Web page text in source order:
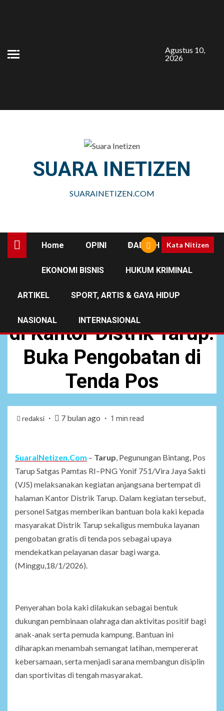
Agustus 10,
2026
SUARA INETIZEN
SUARAINETIZEN.COM
Home OPINI DAERAH
EKONOMI BISNIS HUKUM KRIMINAL
ARTIKEL SPORT, ARTIS & GAYA HIDUP
NASIONAL INTERNASIONAL
Kata Nitizen
di Kantor Distrik Tarup:
Buka Pengobatan di
Tenda Pos
redaksi 7 bulan ago 1 min read
SuaraINetizen.Com – Tarup , Pegunungan Bintang, Pos
Tarup Satgas Pamtas RI–PNG Yonif 751/Vira Jaya Sakti
(VJS) melaksanakan kegiatan anjangsana bertempat di
halaman Kantor Distrik Tarup. Dalam kegiatan tersebut,
personel Satgas memberikan bantuan bola kaki kepada
masyarakat Distrik Tarup sekaligus membuka layanan
pengobatan gratis di tenda pos sebagai upaya
mendekatkan pelayanan dasar bagi warga.
(Minggu,18/1/2026).
Penyerahan bola kaki dilakukan sebagai bentuk
dukungan pembinaan olahraga dan aktivitas positif bagi
anak-anak serta pemuda kampung. Bantuan ini
diharapkan menambah semangat latihan, mempererat
kebersamaan, serta menjadi sarana membangun disiplin
dan sportivitas di tengah masyarakat.